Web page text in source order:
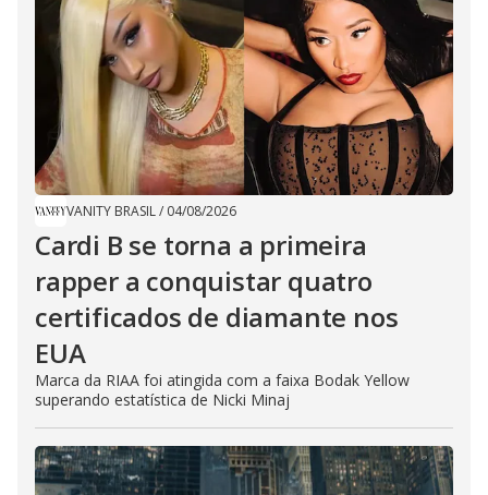
VANITY BRASIL/ 04/08/2026
Cardi B se torna a primeira
rapper a conquistar quatro
certificados de diamante nos
EUA
Marca da RIAA foi atingida com a faixa Bodak Yellow
superando estatística de Nicki Minaj